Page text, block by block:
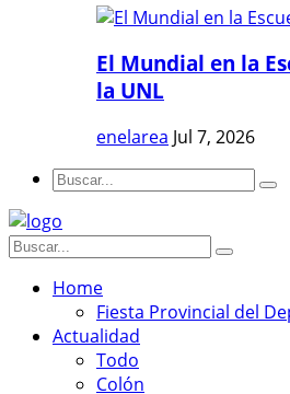
El Mundial en la
la UNL
enelarea Jul 7, 2026
Home
Fiesta Provincial del
Actualidad
Todo
Colón